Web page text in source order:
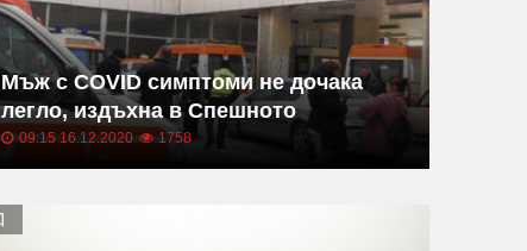
Мъж с COVID симптоми не дочака
легло, издъхна в Спешното
09:15 16.12.2020 1758